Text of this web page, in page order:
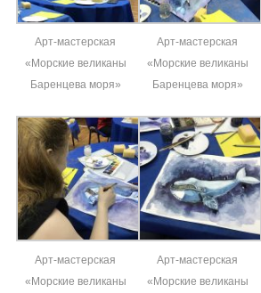
Арт-мастерская
«Морские великаны
Баренцева моря»
Арт-мастерская
«Морские великаны
Баренцева моря»
Арт-мастерская
«Морские великаны
Арт-мастерская
«Морские великаны